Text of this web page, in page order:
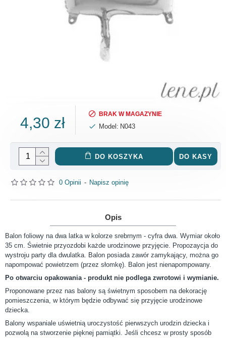
0 Opinii - Napisz opinię
4,30 zł
BRAK W MAGAZYNIE
Model: N043
DO KOSZYKA DO KASY
Opis
Balon foliowy na dwa latka w kolorze srebrnym - cyfra dwa. Wymiar około
35 cm. Świetnie przyozdobi każde urodzinowe przyjęcie. Propozaycja do
wystroju party dla dwulatka. Balon posiada zawór zamykający, można go
napompować powietrzem (przez słomkę). Balon jest nienapompowany.
Po otwarciu opakowania - produkt nie podlega zwrotowi i wymianie.
Proponowane przez nas balony są świetnym sposobem na dekorację
pomieszczenia, w którym będzie odbywać się przyjęcie urodzinowe
dziecka.
Balony wspaniale uświetnią uroczystość pierwszych urodzin dziecka i
pozwolą na stworzenie pięknej pamiątki. Jeśli chcesz w prosty sposób